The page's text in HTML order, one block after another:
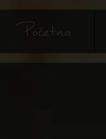
Početna